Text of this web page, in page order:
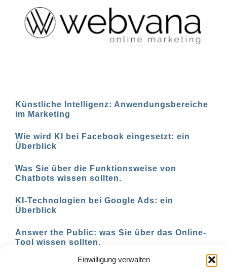
Einwilligung verwalten
Künstliche Intelligenz: Anwendungsbereiche
im Marketing
Wie wird KI bei Facebook eingesetzt: ein
Überblick
Was Sie über die Funktionsweise von
Chatbots wissen sollten.
KI-Technologien bei Google Ads: ein
Überblick
Answer the Public: was Sie über das Online-
Tool wissen sollten.
AI-basierte Tools für den Social-Media-